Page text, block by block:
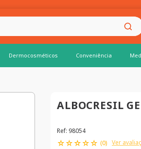
Dermocosméticos Conveniência
ALBOCRESIL
Ref: 98054
☆☆☆☆☆ (0) Ver